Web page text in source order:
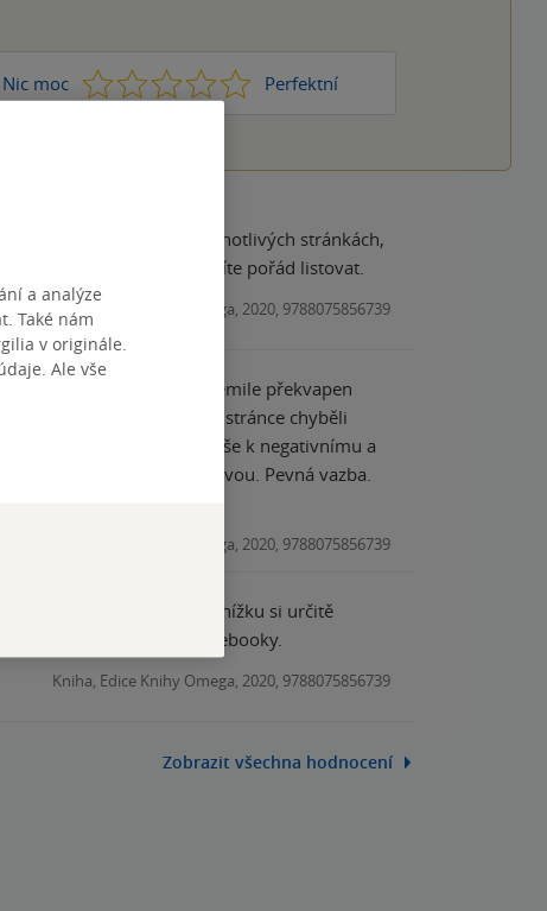
Nic moc 1 2 3 4 Perfektní
5
hracich kostek na jednotlivých stránkách,
tři větičky. Takže nemusíte pořád listovat.
Kniha, Edice Knihy Omega, 2020, 9788075856739
vydáním jsem byl nemile překvapen
chyb v tisku, napsání. Na stránce chyběli
vlastnictví. To asi vše k negativnímu a
jako by hry ve dvou. Pevná vazba.
Kniha, Edice Knihy Omega, 2020, 9788075856739
fandové z dřívějších let, knížku si určitě
že existují lepší gamebooky.
Kniha, Edice Knihy Omega, 2020, 9788075856739
Zobrazit všechna hodnocení
a analýze
Také nám
v originále.
Ale vše